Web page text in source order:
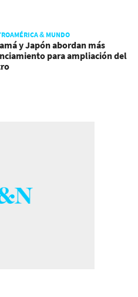
& MUNDO
y Japón abordan más
para ampliación del